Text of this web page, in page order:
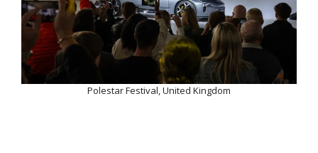
Polestar Festival, United Kingdom